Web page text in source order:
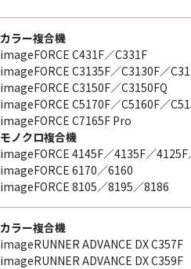
カラー複合機
imageFORCE C431F／C331F
imageFORCE C3135F／C3130F／
imageFORCE C3150F／C3150FQ
imageFORCE C5170F／C5160F／
imageFORCE C7165F Pro
モノクロ複合機
imageFORCE 4145F／4135F／
imageFORCE 6170／6160
imageFORCE 8105／8195／8186
カラー複合機
imageRUNNER ADVANCE DX C357F
imageRUNNER ADVANCE DX C359F